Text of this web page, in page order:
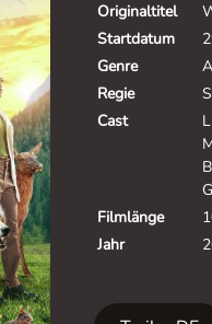
Originaltitel
Startdatum
Genre
Regie
Cast
Filmlänge
Jahr